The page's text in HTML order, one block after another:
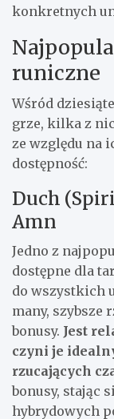
konkretnych
runiczne
Wśród
grze, kilka z
ze względu na
dostępność:
Duch
Amn
Jedno z
dostępne dla
do wszystkich
many, szybsze
bonusy. Jest
czyni je
rzucających
bonusy, stając
hybrydowych